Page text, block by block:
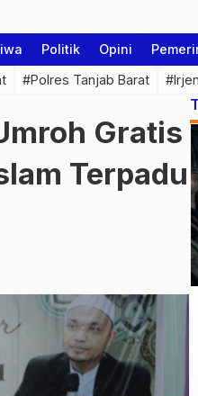
Politik Opini
#Polres Tanjab Barat
Gratis
Terpadu